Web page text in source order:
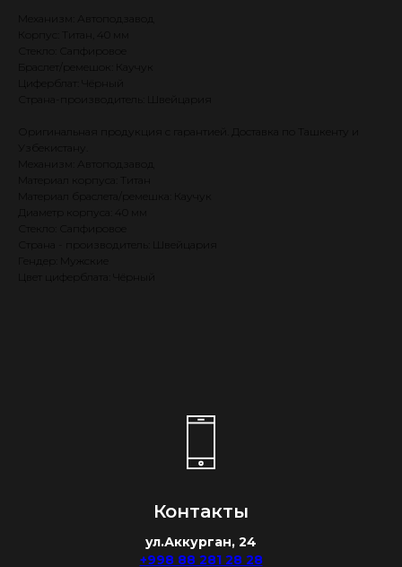
Корпус: Титан, 40 мм
Стекло: Сапфировое
Браслет/ремешок: Каучук
Циферблат: Чёрный
Оригинальная продукция с гарантией. Доставка по Ташкенту и
Узбекистану.
Материал корпуса: Титан
Материал браслета/ремешка: Каучук
Диаметр корпуса: 40 мм
Стекло: Сапфировое
Гендер: Мужские
Цвет циферблата: Чёрный
Контакты
ул.Аккурган, 24
+998 88 281 28 28